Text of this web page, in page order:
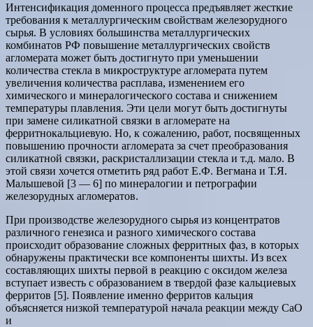
Интенсификация доменного процесса предъявляет жесткие
требования к металлургическим свойствам железорудного
сырья. В условиях большинства металлургических
комбинатов РФ повышение металлургических свойств
агломерата может быть достигнуто при уменьшении
количества стекла в микроструктуре агломерата путем
увеличения количества расплава, изменением его
химического и минералогического состава и снижением
температуры плавления. Эти цели могут быть достигнуты
при замене силикатной связки в агломерате на
ферритнокальциевую. Но, к сожалению, работ, посвященных
повышению прочности агломерата за счет преобразования
силикатной связки, раскристаллизации стекла и т.д. мало. В
этой связи хочется отметить ряд работ Е.Ф. Вегмана и Т.Я.
Малышевой [3 — 6] по минералогии и петрографии
железорудных агломератов.
При производстве железорудного сырья из концентратов
различного генезиса и разного химического состава
происходит образование сложных ферритных фаз, в которых
обнаружены практически все компоненты шихты. Из всех
составляющих шихты первой в реакцию с оксидом железа
вступает известь с образованием в твердой фазе кальциевых
ферритов [5]. Появление именно ферритов кальция
объясняется низкой температурой начала реакции между СаО
и